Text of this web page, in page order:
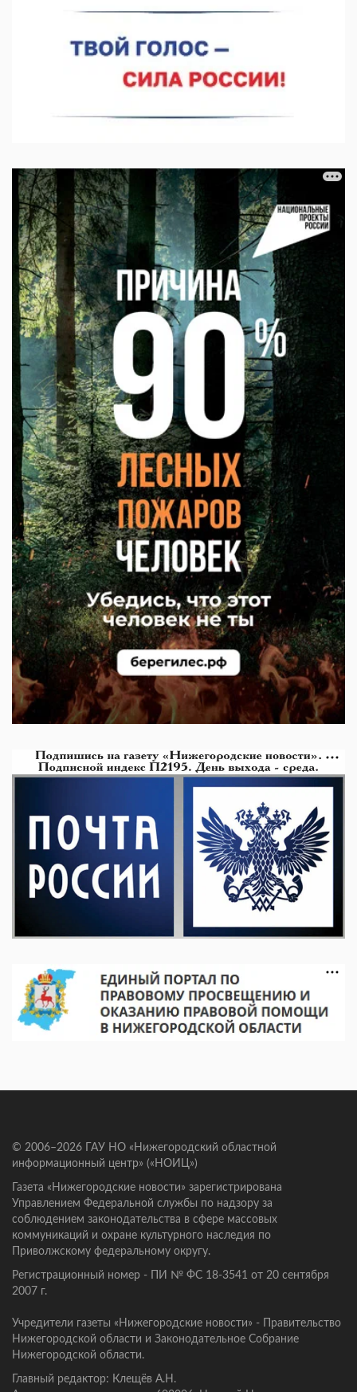
© 2006–2026 ГАУ НО «Нижегородский областной
информационный центр» («НОИЦ»)
Газета «Нижегородские новости» зарегистрирована
Управлением Федеральной службы по надзору за
соблюдением законодательства в сфере массовых
коммуникаций и охране культурного наследия по
Приволжскому федеральному округу.
Регистрационный номер - ПИ № ФС 18-3541 от 20 сентября
2007 г.
Учредители газеты «Нижегородские новости» - Правительство
Нижегородской области и Законодательное Собрание
Нижегородской области.
Главный редактор: Клещёв А.Н.